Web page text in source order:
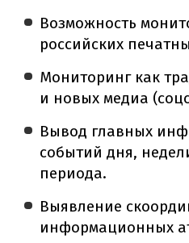
Возможность
российских
Мониторинг как
и новых медиа
Вывод главных
событий дня,
периода.
Выявление
информационных